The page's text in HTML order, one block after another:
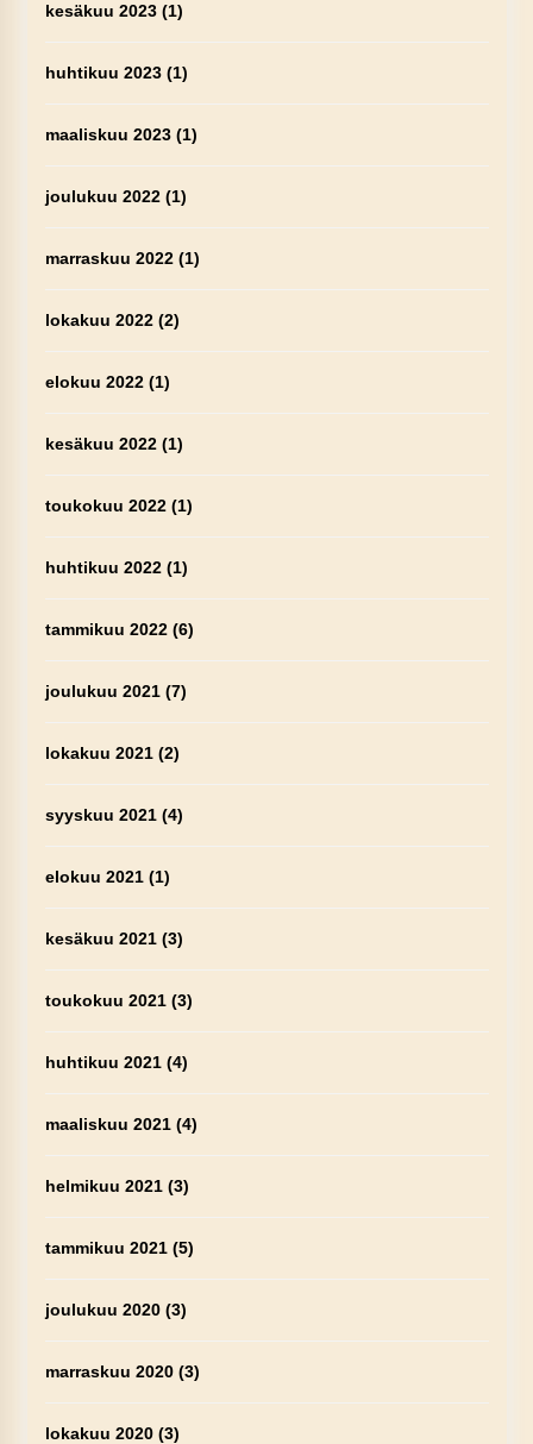
kesäkuu 2023(1)
huhtikuu 2023(1)
maaliskuu 2023(1)
joulukuu 2022(1)
marraskuu 2022(1)
lokakuu 2022(2)
elokuu 2022(1)
kesäkuu 2022(1)
toukokuu 2022(1)
huhtikuu 2022(1)
tammikuu 2022(6)
joulukuu 2021(7)
lokakuu 2021(2)
syyskuu 2021(4)
elokuu 2021(1)
kesäkuu 2021(3)
toukokuu 2021(3)
huhtikuu 2021(4)
maaliskuu 2021(4)
helmikuu 2021(3)
tammikuu 2021(5)
joulukuu 2020(3)
marraskuu 2020(3)
lokakuu 2020(3)